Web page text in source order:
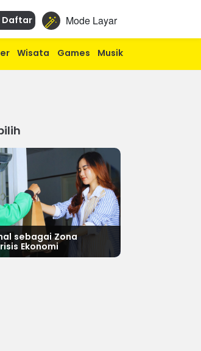
Mode Layar
Daftar
Wisata Games Musik
sebagai Zona
Ekonomi